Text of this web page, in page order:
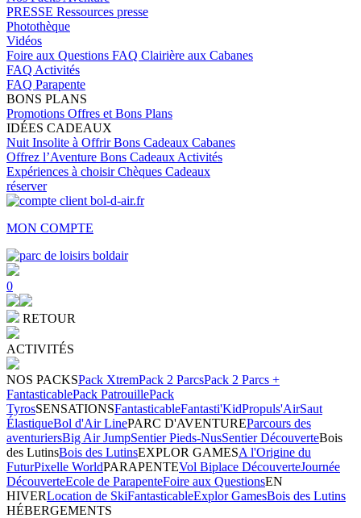
PRESSE Ressources presse
Photothèque
Vidéos
Foire aux Questions FAQ Clairière aux Cabanes
FAQ Activités
FAQ Parapente
BONS PLANS
Promotions Offres et Bons Plans
IDÉES CADEAUX
Nuit Insolite à OffrirBons Cadeaux Cabanes
Offrez l’Aventure Bons Cadeaux Activités
Expériences à choisirChèques Cadeaux
réserver
MON COMPTE
0
RETOUR
ACTIVITÉS
NOS PACKSPack XtremPack 2 ParcsPack 2 Parcs +
FantasticablePack PatrouillePack
TyrosSENSATIONSFantasticableFantasti'KidPropuls'AirSaut
ÉlastiqueBol d'Air LinePARC D'AVENTUREParcours des
aventuriersBig Air JumpSentier Pieds-NusSentier DécouverteBois
des LutinsBois des LutinsEXPLOR GAMESA l'Origine du
FuturPixelle WorldPARAPENTEVol Biplace DécouverteJournée
DécouverteEcole de ParapenteFoire aux QuestionsEN
HIVERLocation de SkiFantasticableExplor GamesBois des Lutins
HÉBERGEMENTS